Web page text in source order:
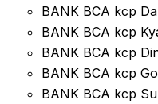
BANK BCA kcp
BANK BCA kcp
BANK BCA kcp
BANK BCA kcp
BANK BCA kcp